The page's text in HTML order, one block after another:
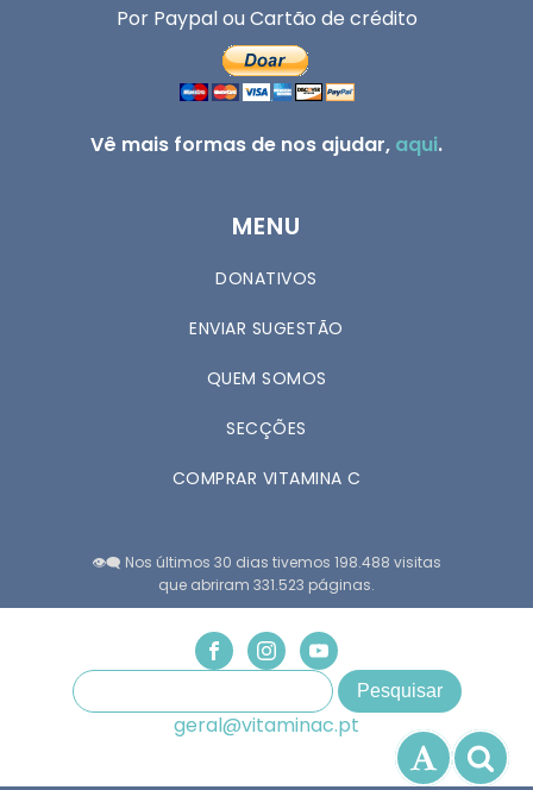
Por Paypal ou Cartão de crédito
Vê mais formas de nos ajudar, aqui.
MENU
DONATIVOS
ENVIAR SUGESTÃO
QUEM SOMOS
SECÇÕES
COMPRAR VITAMINA C
👁️‍🗨️ Nos últimos 30 dias tivemos 198.488 visitas
que abriram 331.523 páginas.
geral@vitaminac.pt